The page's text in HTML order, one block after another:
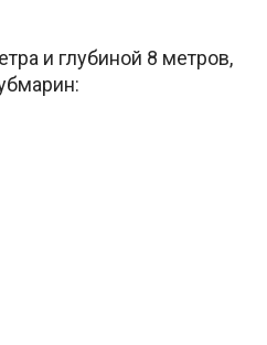
и глубиной 8 метров,